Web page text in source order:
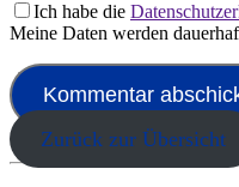
Ich habe die
Meine Daten werden
Zurück zur Übersicht